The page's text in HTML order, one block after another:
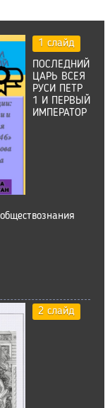
1 слайд
ПОСЛЕДНИЙ
ЦАРЬ ВСЕЯ
РУСИ ПЕТР
1 И ПЕРВЫЙ
ИМПЕРАТОР
2 слайд